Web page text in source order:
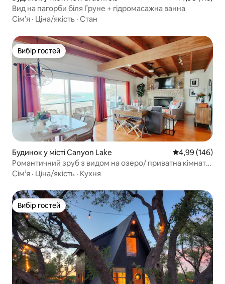
Вид на пагорби біля Груне + гідромасажна ванна
Сім’я · Ціна/якість · Стан
Вибір гостей
Вибір гостей
Будинок у місті Canyon Lake Середня
4,99 (146)
Романтичний зруб з видом на озеро/ приватна кімната
з гідромасажною ванною
Сім’я · Ціна/якість · Кухня
Вибір гостей
Вибір гостей